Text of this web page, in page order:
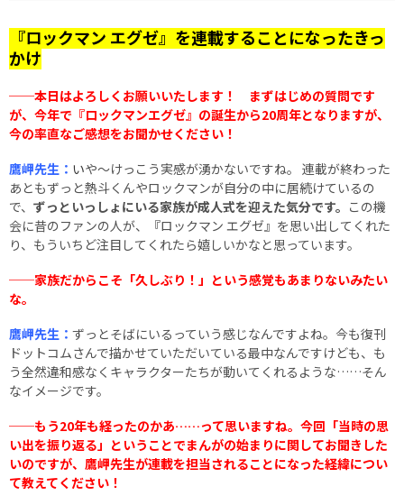
『ロックマン エグゼ』を連載することになったきっ
かけ
──本日はよろしくお願いいたします！ まずはじめの質問です
が、今年で『ロックマンエグゼ』の誕生から20周年となりますが、
今の率直なご感想をお聞かせください！
鷹岬先生： いや～けっこう実感が湧かないですね。 連載が終わった
あともずっと熱斗くんやロックマンが自分の中に居続けているの
で、 ずっといっしょにいる家族が成人式を迎えた気分です。 この機
会に昔のファンの人が、『ロックマン エグゼ』を思い出してくれた
り、もういちど注目してくれたら嬉しいかなと思っています。
──家族だからこそ「久しぶり！」という感覚もあまりないみたい
な。
鷹岬先生： ずっとそばにいるっていう感じなんですよね。今も復刊
ドットコムさんで描かせていただいている最中なんですけども、も
う全然違和感なくキャラクターたちが動いてくれるような……そん
なイメージです。
──もう20年も経ったのかあ……って思いますね。今回「当時の思
い出を振り返る」ということでまんがの始まりに関してお聞きした
いのですが、鷹岬先生が連載を担当されることになった経緯につい
て教えてください！